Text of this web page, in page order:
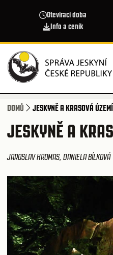
Otevírací doba
Info a ceník
DOMŮ JESKYNĚ A KRASOVÁ
JESKYNĚ A
JAROSLAV HROMAS, DANIELA BÍLKOVÁ